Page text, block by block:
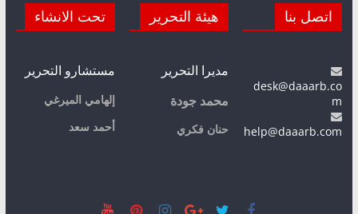
اتصل بنا
desk@daaarb.co
m
help@daaarb.com
هيئة التحرير
مديرا التحرير
محمد جودة
حنان فكري
تحت الانشاء
مستشارو التحرير
إلهامي الميرغي
أحمد سعد